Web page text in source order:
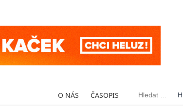
O NÁS ČASOPIS Vyhledávání